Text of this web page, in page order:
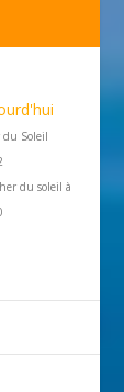
du Soleil
du soleil à